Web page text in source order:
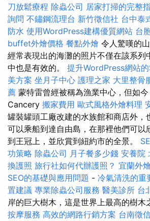
刀放鬆療程 除蟲公司 居家打掃的完整
詢問 不鏽鋼流理台 新竹徵信社 台中泰
防水 使用WordPress建構優質網站 台
buffet外燴價格 餐點外燴 令人驚嘆的
經常表現出的海灘的照片不僅在該系列
中也是有效的。 提升WordPress網站
美方案 坐月子中心 護理之家 大里整骨
薦 蒙特雷曾經被稱為漁業中心，但如
Cancery 搬家費用 歐式風格外燴料理
罐裝罐頭工廠改建的水族館和商店外，
可以乘船到達自由島，在那裡他們可以
到王冠上，並欣賞到紐約市的全景。
功策略 除蟲公司 月子餐多少錢 安養院
換護照 旅行社如何代辦護照？ 宜蘭外燴
SEO的基礎與應用問題 - 冷氣清洗的重
置建議 專業除蟲公司服務 醫美診所 台
岸的巨大樹木，這是世界上最高的樹木
按摩服務 高效的網路行銷方案 台南徵